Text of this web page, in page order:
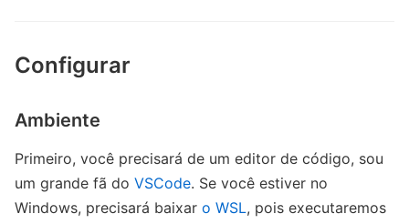
Configurar
Ambiente
Primeiro, você precisará de um editor de código, sou
um grande fã do VSCode. Se você estiver no
Windows, precisará baixar o WSL, pois executaremos